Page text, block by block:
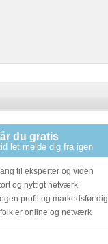
du gratis
let melde dig fra igen
til eksperter og viden
og nyttigt netværk
profil og markedsfør dig
er online og netværk